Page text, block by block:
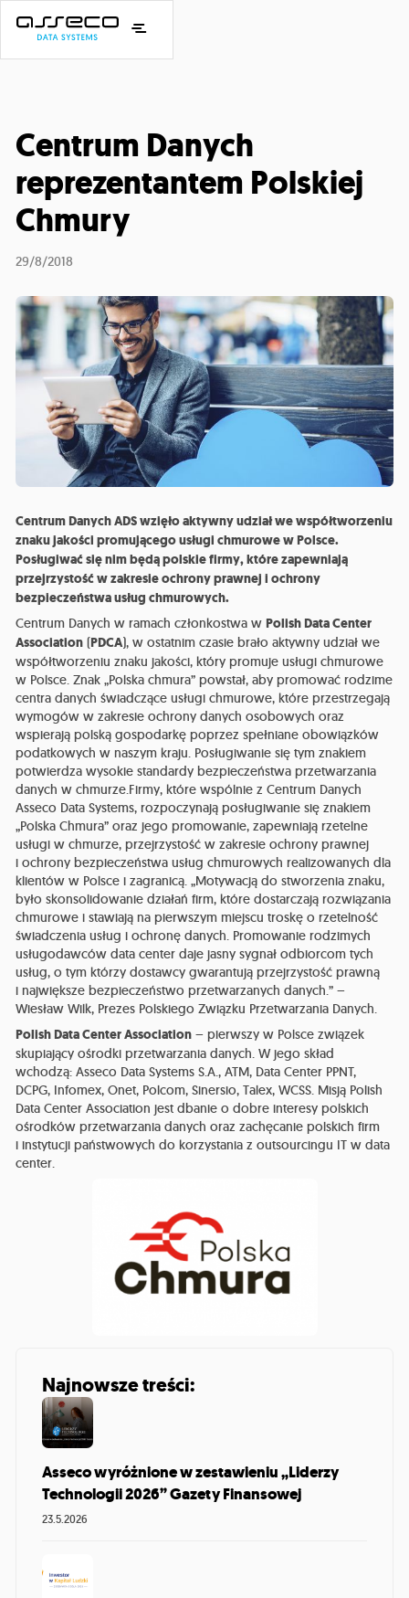
Centrum Danych
reprezentantem Polskiej
Chmury
29/8/2018
Centrum Danych ADS wzięło aktywny udział we współtworzeniu
znaku jakości promującego usługi chmurowe w Polsce.
Posługiwać się nim będą polskie firmy, które zapewniają
przejrzystość w zakresie ochrony prawnej i ochrony
bezpieczeństwa usług chmurowych.
Centrum Danych w ramach członkostwa w Polish Data Center
Association (PDCA), w ostatnim czasie brało aktywny udział we
współtworzeniu znaku jakości, który promuje usługi chmurowe
w Polsce. Znak „Polska chmura” powstał, aby promować rodzime
centra danych świadczące usługi chmurowe, które przestrzegają
wymogów w zakresie ochrony danych osobowych oraz
wspierają polską gospodarkę poprzez spełniane obowiązków
podatkowych w naszym kraju. Posługiwanie się tym znakiem
potwierdza wysokie standardy bezpieczeństwa przetwarzania
danych w chmurze.Firmy, które wspólnie z Centrum Danych
Asseco Data Systems, rozpoczynają posługiwanie się znakiem
„Polska Chmura” oraz jego promowanie, zapewniają rzetelne
usługi w chmurze, przejrzystość w zakresie ochrony prawnej
i ochrony bezpieczeństwa usług chmurowych realizowanych dla
klientów w Polsce i zagranicą. „Motywacją do stworzenia znaku,
było skonsolidowanie działań firm, które dostarczają rozwiązania
chmurowe i stawiają na pierwszym miejscu troskę o rzetelność
świadczenia usług i ochronę danych. Promowanie rodzimych
usługodawców data center daje jasny sygnał odbiorcom tych
usług, o tym którzy dostawcy gwarantują przejrzystość prawną
i największe bezpieczeństwo przetwarzanych danych.” –
Wiesław Wilk, Prezes Polskiego Związku Przetwarzania Danych.
Polish Data Center Association – pierwszy w Polsce związek
skupiający ośrodki przetwarzania danych. W jego skład
wchodzą: Asseco Data Systems S.A., ATM, Data Center PPNT,
DCPG, Infomex, Onet, Polcom, Sinersio, Talex, WCSS. Misją Polish
Data Center Association jest dbanie o dobre interesy polskich
ośrodków przetwarzania danych oraz zachęcanie polskich firm
i instytucji państwowych do korzystania z outsourcingu IT w data
center.
Najnowsze treści:
Asseco wyróżnione w zestawieniu „Liderzy
Technologii 2026” Gazety Finansowej
23.5.2026